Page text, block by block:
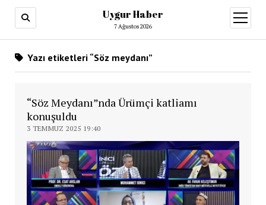
Uygur Haber
7 Ağustos 2026
aç
Yazı etiketleri “Söz meydanı”
“Söz Meydanı”nda Ürümçi katliamı
konuşuldu
3 TEMMUZ 2025 19:40